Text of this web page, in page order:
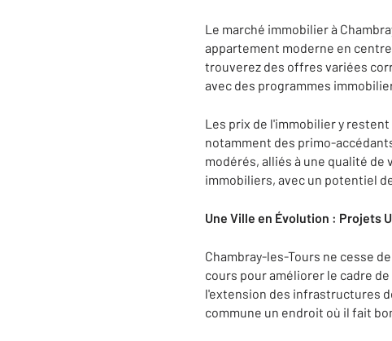
Le marché immobilier à
appartement moderne en
trouverez des offres variées
avec des programmes
Les prix de l'immobilier y
notamment des primo-
modérés, alliés à une qualité
immobiliers, avec un potentiel
Une Ville en Évolution : Projets
Chambray-les-Tours ne cesse
cours pour améliorer le cadre
l'extension des infrastructures
commune un endroit où il fait